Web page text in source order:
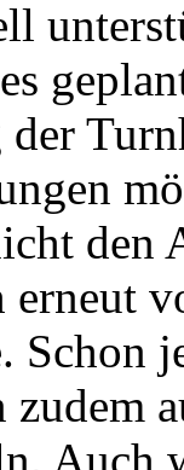
der
den
erneut
Schon
zudem
Auch